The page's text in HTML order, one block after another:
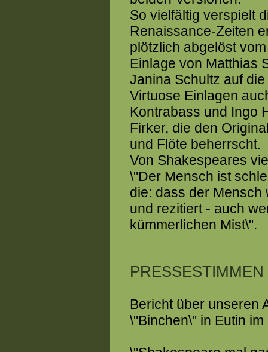
So vielfältig verspielt
Renaissance-Zeiten
plötzlich abgelöst
Einlage von Matthias
Janina Schultz auf
Virtuose Einlagen
Kontrabass und Ingo
Firker, die den
und Flöte beherrscht.
Von Shakespeares
\"Der Mensch ist
die: dass der Mensch
und rezitiert - auch
kümmerlichen Mist\".
PRESSESTIMMEN
Bericht über unseren
\"Binchen\" in Eutin